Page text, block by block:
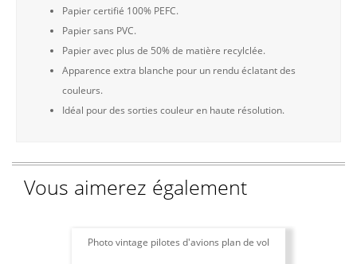
Papier certifié 100% PEFC.
Papier sans PVC.
Papier avec plus de 50% de matière recylclée.
Apparence extra blanche pour un rendu éclatant des
couleurs.
Idéal pour des sorties couleur en haute résolution.
Vous aimerez également
Photo vintage pilotes d'avions plan de vol